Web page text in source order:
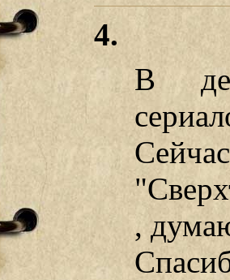
4.
В
Сейчас
,